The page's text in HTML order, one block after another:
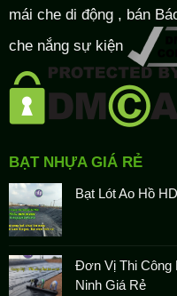
mái che di động , bán
che nắng sự kiện
BẠT NHỰA GIÁ RẺ
Bạt Lót Ao Hồ
Đơn Vị Thi Công
Ninh Giá Rẻ